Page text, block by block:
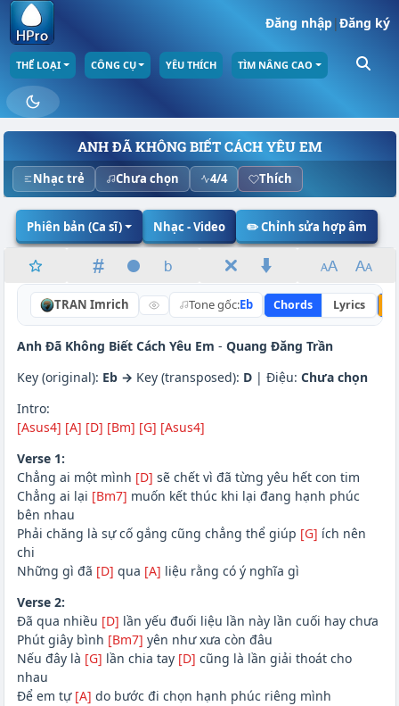
Đăng nhập|Đăng ký
THỂ LOẠI CÔNG CỤ YÊU THÍCH TÌM NÂNG CAO
ANH ĐÃ KHÔNG BIẾT CÁCH YÊU EM
Nhạc trẻ Chưa chọn 4/4 Thích
Phiên bản (Ca sĩ) Nhạc - Video ✏️ Chỉnh sửa hợp âm
TRAN Imrich Tone gốc:Eb Chords Lyrics
Anh Đã Không Biết Cách Yêu Em - Quang Đăng Trần
Key (original): Eb → Key (transposed): D| Điệu: Chưa chọn
Intro:
[Asus4] [A] [D] [Bm] [G] [Asus4]
Verse 1:
Chẳng ai một mình [D] sẽ chết vì đã từng yêu hết con tim
Chẳng ai lại [Bm7] muốn kết thúc khi lại đang hạnh phúc
bên nhau
Phải chăng là sự cố gắng cũng chẳng thể giúp [G] ích nên
chi
Những gì đã [D] qua [A] liệu rằng có ý nghĩa gì
Verse 2:
Đã qua nhiều [D] lần yếu đuối liệu lần này lần cuối hay chưa
Phút giây bình [Bm7] yên như xưa còn đâu
Nếu đây là [G] lần chia tay [D] cũng là lần giải thoát cho
nhau
Để em tự [A] do bước đi chọn hạnh phúc riêng mình